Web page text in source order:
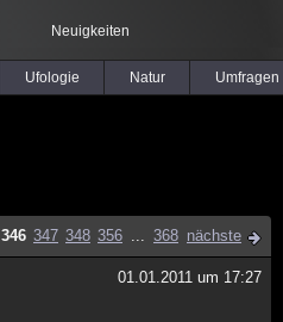
Neuigkeiten
Ufologie Natur Umfragen
346 347 348 356 ... 368 nächste
01.01.2011 um 17:27